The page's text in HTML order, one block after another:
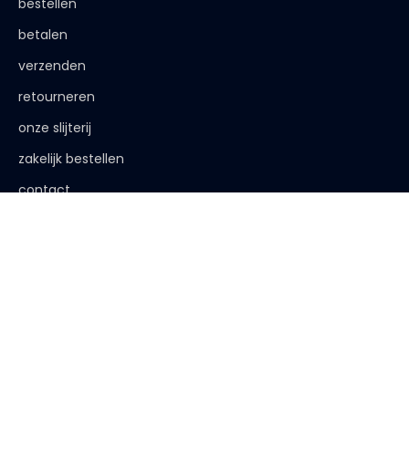
bestellen
betalen
verzenden
retourneren
onze slijterij
zakelijk bestellen
contact